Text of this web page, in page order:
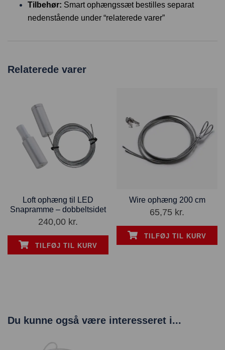
Tilbehør: Smart ophængssæt bestilles separat
nedenstående under “relaterede varer”
Relaterede varer
Loft ophæng til LED
Snapramme – dobbeltsidet
240,00 kr.
TILFØJ TIL KURV
Wire ophæng 200 cm
65,75 kr.
TILFØJ TIL KURV
Du kunne også være interesseret i...